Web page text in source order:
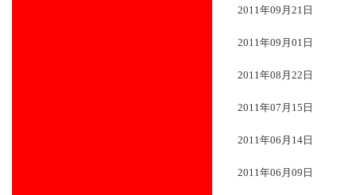
2011年09月21日
2011年09月01日
2011年08月22日
2011年07月15日
2011年06月14日
2011年06月09日